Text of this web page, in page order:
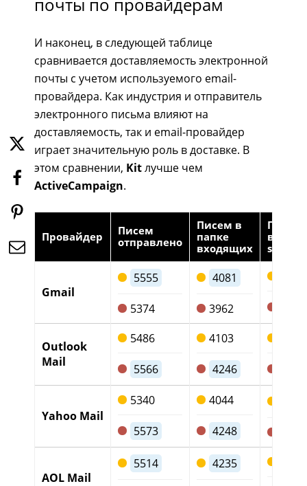
И наконец, в следующей таблице
сравнивается доставляемость электронной
почты с учетом используемого email-
провайдера. Как индустрия и отправитель
электронного письма влияют на
доставляемость, так и email-провайдер
играет значительную роль в доставке. В
этом сравнении, Kitлучше чем
ActiveCampaign.
Провайдер
Писем
отправлено
Писем в
папке
входящих
Писем
в
spam
Gmail
5555
5374
4081
3962
Outlook
Mail
5486
5566
4103
4246
Yahoo Mail
5340
5573
4044
4248
AOL Mail
5514 4235